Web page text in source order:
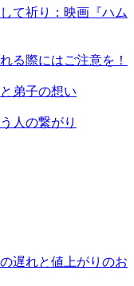
て祈り：映画『ハム
る際にはご注意を！
弟子の想い
人の繋がり
遅れと値上がりのお